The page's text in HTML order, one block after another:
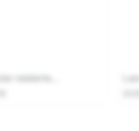
relaterte...